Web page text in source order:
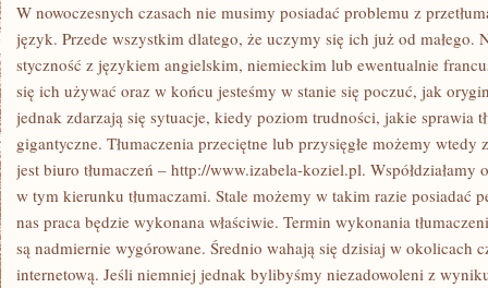
POWINNIŚMY
MIEĆ
PROBLEMU
Z
PRZETŁUMACZENIEM
CZEGOKOLWIEK
NA
OBCY
JĘZYK
W nowoczesnych czasach nie musimy posiadać problemu z
język. Przede wszystkim dlatego, że uczymy się ich już od małego.
styczność z językiem angielskim, niemieckim lub ewentualnie
się ich używać oraz w końcu jesteśmy w stanie się poczuć, jak
jednak zdarzają się sytuacje, kiedy poziom trudności, jakie sprawia
gigantyczne. Tłumaczenia przeciętne lub przysięgłe możemy
jest biuro tłumaczeń – http://www.izabela-koziel.pl. Współdziałamy
w tym kierunku tłumaczami. Stale możemy w takim razie posiadać
nas praca będzie wykonana właściwie. Termin wykonania
są nadmiernie wygórowane. Średnio wahają się dzisiaj w okolicach
internetową. Jeśli niemniej jednak bylibyśmy niezadowoleni z